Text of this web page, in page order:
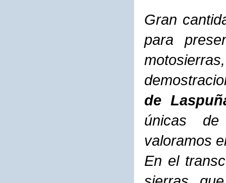
Gran
para
de
únicas de
valoramos
En el